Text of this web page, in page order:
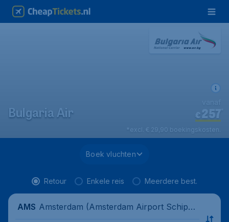
Bulgaria Air €257*
vanaf
*excl. € 29,90 boekingskosten.
Boek vluchten
Retour Enkele reis Meerdere best.
AMS Amsterdam (Amsterdam Airport Schipho